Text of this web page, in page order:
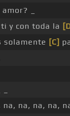
_
y con toda la
solamente [C]
na, na, na, na,